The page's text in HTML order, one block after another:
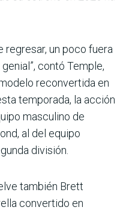
regresar, un poco fuera
contó Temple,
reconvertida en
temporada, la acción
masculino de
al del equipo
división.
también Brett
convertido en